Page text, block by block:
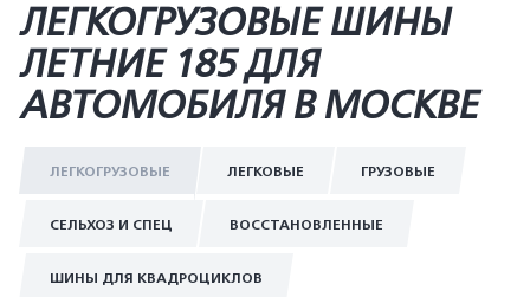
ЛЕГКОГРУЗОВЫЕ ШИНЫ
ЛЕТНИЕ 185 ДЛЯ
АВТОМОБИЛЯ В МОСКВЕ
ЛЕГКОГРУЗОВЫЕ ЛЕГКОВЫЕ ГРУЗОВЫЕ
СЕЛЬХОЗ И СПЕЦ ВОССТАНОВЛЕННЫЕ
ШИНЫ ДЛЯ КВАДРОЦИКЛОВ